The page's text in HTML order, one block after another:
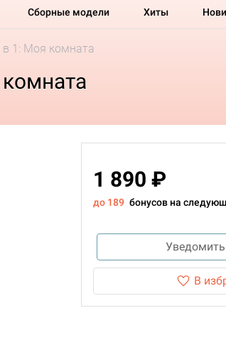
Сборные модели Хиты
1: Моя комната
1 890 ₽
до 189 бонусов на
В